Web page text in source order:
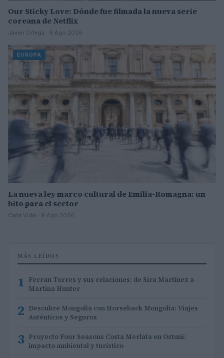
Our Sticky Love: Dónde fue filmada la nueva serie
coreana de Netflix
Javier Ortega · 9 Ago 2026
EUROPA
La nueva ley marco cultural de Emilia-Romagna: un
hito para el sector
Carla Vidal · 9 Ago 2026
MÁS LEÍDOS
1 Ferran Torres y sus relaciones: de Sira Martínez a
Martina Hunter
2 Descubre Mongolia con Horseback Mongolia: Viajes
Auténticos y Seguros
3 Proyecto Four Seasons Costa Merlata en Ostuni:
impacto ambiental y turístico